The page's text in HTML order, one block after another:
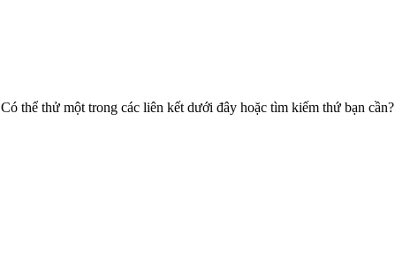
thể thử một trong các liên kết dưới đây hoặc tìm kiếm thứ bạn cần?